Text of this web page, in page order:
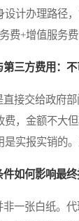
设计办理路径
费+增值服务
第三方费用：
交给政府部
费，金额不大
是实报实销的
件如何影响最
张白纸。代